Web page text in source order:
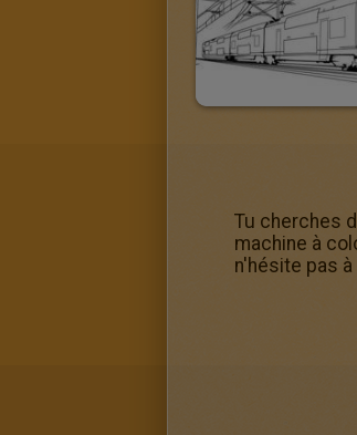
Tu cherches
machine à
n'hésite pas